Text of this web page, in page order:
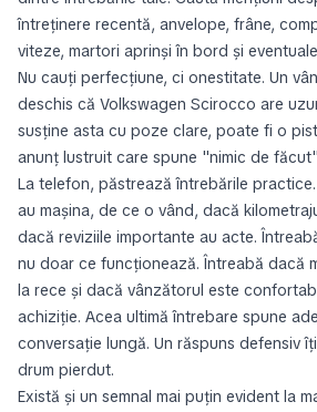
întreținere recentă, anvelope, frâne,
viteze, martori aprinși în bord și
Nu cauți perfecțiune, ci onestitate. Un
deschis că Volkswagen Scirocco are
susține asta cu poze clare, poate fi o
anunț lustruit care spune "nimic de
La telefon, păstrează întrebările
au mașina, de ce o vând, dacă
dacă reviziile importante au acte.
nu doar ce funcționează. Întreabă dacă
la rece și dacă vânzătorul este
achiziție. Acea ultimă întrebare spune
conversație lungă. Un răspuns defensiv
drum pierdut.
Există și un semnal mai puțin evident la